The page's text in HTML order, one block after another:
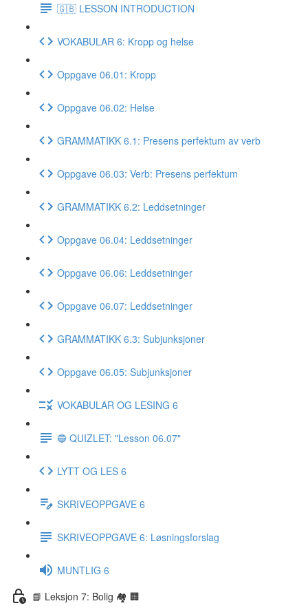
🇬🇧 LESSON INTRODUCTION
VOKABULAR 6: Kropp og helse
Oppgave 06.01: Kropp
Oppgave 06.02: Helse
GRAMMATIKK 6.1: Presens perfektum av verb
Oppgave 06.03: Verb: Presens perfektum
GRAMMATIKK 6.2: Leddsetninger
Oppgave 06.04: Leddsetninger
Oppgave 06.06: Leddsetninger
Oppgave 06.07: Leddsetninger
GRAMMATIKK 6.3: Subjunksjoner
Oppgave 06.05: Subjunksjoner
VOKABULAR OG LESING 6
🔵 QUIZLET: "Lesson 06.07"
LYTT OG LES 6
SKRIVEOPPGAVE 6
SKRIVEOPPGAVE 6: Løsningsforslag
MUNTLIG 6
📘 Leksjon 7: Bolig 🏘 🏢